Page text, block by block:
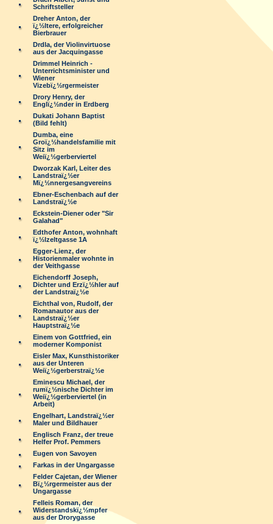
Schriftsteller
Dreher Anton, der
ï¿½ltere, erfolgreicher
Bierbrauer
Drdla, der Violinvirtuose
aus der Jacquingasse
Drimmel Heinrich -
Unterrichtsminister und
Wiener
Vizebï¿½rgermeister
Drory Henry, der
Englï¿½nder in Erdberg
Dukati Johann Baptist
(Bild fehlt)
Dumba, eine
Groï¿½handelsfamilie mit
Sitz im
Weiï¿½gerberviertel
Dworzak Karl, Leiter des
Landstraï¿½er
Mï¿½nnergesangvereins
Ebner-Eschenbach auf der
Landstraï¿½e
Eckstein-Diener oder "Sir
Galahad"
Edthofer Anton, wohnhaft
ï¿½lzeltgasse 1A
Egger-Lienz, der
Historienmaler wohnte in
der Veithgasse
Eichendorff Joseph,
Dichter und Erzï¿½hler auf
der Landstraï¿½e
Eichthal von, Rudolf, der
Romanautor aus der
Landstraï¿½er
Hauptstraï¿½e
Einem von Gottfried, ein
moderner Komponist
Eisler Max, Kunsthistoriker
aus der Unteren
Weiï¿½gerberstraï¿½e
Eminescu Michael, der
rumï¿½nische Dichter im
Weiï¿½gerberviertel (in
Arbeit)
Engelhart, Landstraï¿½er
Maler und Bildhauer
Englisch Franz, der treue
Helfer Prof. Pemmers
Eugen von Savoyen
Farkas in der Ungargasse
Felder Cajetan, der Wiener
Bï¿½rgermeister aus der
Ungargasse
Felleis Roman, der
Widerstandskï¿½mpfer
aus der Drorygasse